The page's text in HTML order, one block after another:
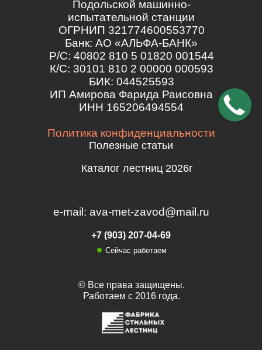
© Все права защищены.
Работаем с 2016 года.
Сейчас работаем
Подольской машинно-
испытательной станции
ОГРНИП 321774600553770
Банк: АО «АЛЬФА-БАНК»
Р/С: 40802 810 5 01820 001544
К/С: 30101 810 2 00000 000593
БИК: 044525593
ИП Амирова Фарида Раисовна
ИНН 165206494554
Политика конфиденциальности
Полезные статьи
Каталог лестниц 2026г
e-mail: ava-met-zavod@mail.ru
+7 (903) 207-04-69